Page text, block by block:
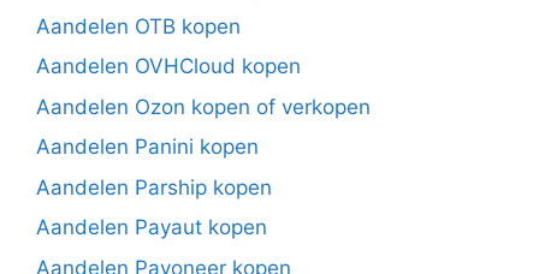
Aandelen OTB kopen
Aandelen OVHCloud kopen
Aandelen Ozon kopen of verkopen
Aandelen Panini kopen
Aandelen Parship kopen
Aandelen Payaut kopen
Aandelen Payoneer kopen